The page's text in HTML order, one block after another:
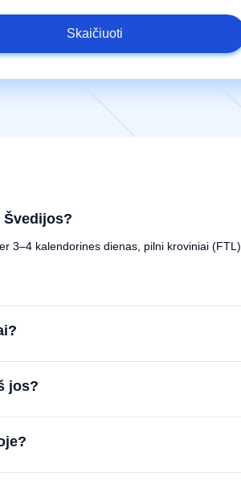
Skaičiuoti
3–4 kalendorines dienas, pilni kroviniai (FTL)
jos?